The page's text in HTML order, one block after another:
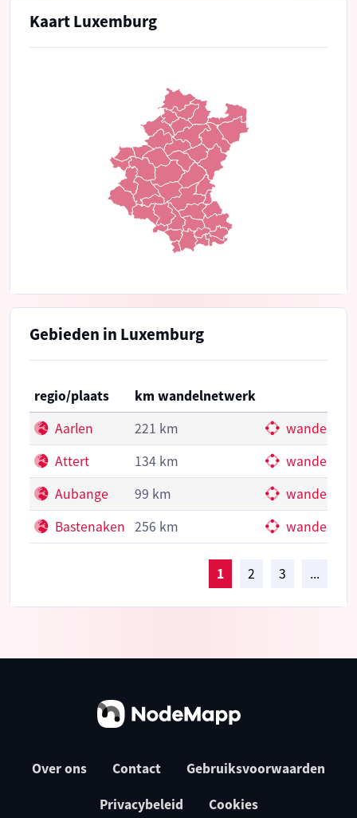
Kaart Luxemburg
Gebieden in Luxemburg
regio/plaats
km wandelnetwerk
Aarlen
221 km
Attert
134 km
Aubange
99 km
Bastenaken 256 km
1 2 3 ...
Over ons Contact Gebruiksvoorwaarden
Privacybeleid Cookies